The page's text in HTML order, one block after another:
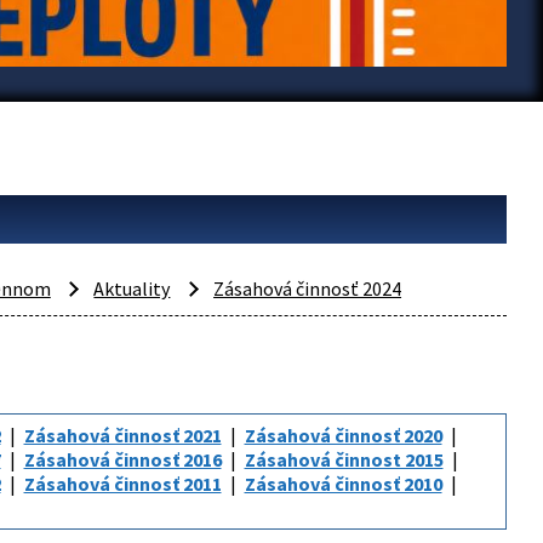
Aktuality Zásahová činnosť 2024
Zásahová činnosť 2021
Zásahová činnosť 2020
Zásahová činnosť 2016
Zásahová činnost 2015
Zásahová činnosť 2011
Zásahová činnosť 2010